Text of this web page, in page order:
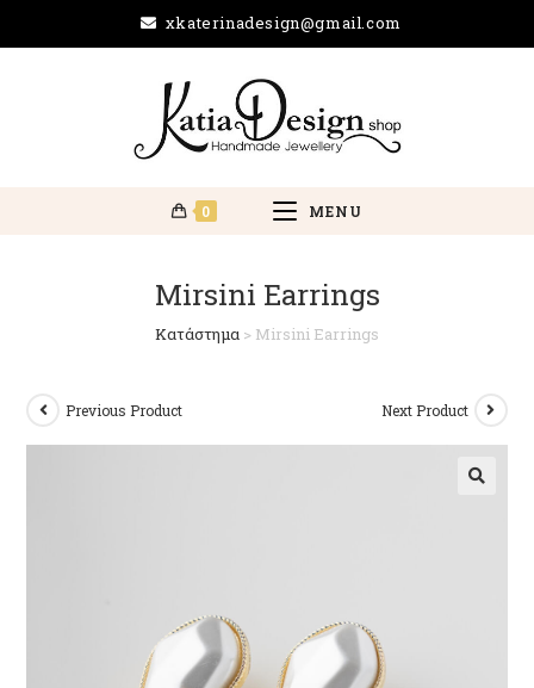
xkaterinadesign@gmail.com
0 MENU
Mirsini Earrings
Κατάστημα > Mirsini Earrings
Previous Product Next Product